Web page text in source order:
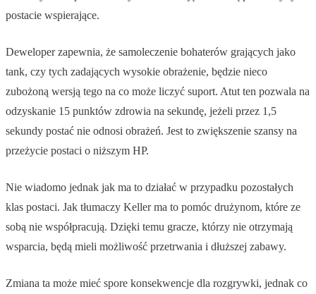
postacie wspierające.
Deweloper zapewnia, że samoleczenie bohaterów grających jako
tank, czy tych zadających wysokie obrażenie, będzie nieco
zubożoną wersją tego na co może liczyć suport. Atut ten pozwala na
odzyskanie 15 punktów zdrowia na sekundę, jeżeli przez 1,5
sekundy postać nie odnosi obrażeń. Jest to zwiększenie szansy na
przeżycie postaci o niższym HP.
Nie wiadomo jednak jak ma to działać w przypadku pozostałych
klas postaci. Jak tłumaczy Keller ma to pomóc drużynom, które ze
sobą nie współpracują. Dzięki temu gracze, którzy nie otrzymają
wsparcia, będą mieli możliwość przetrwania i dłuższej zabawy.
Zmiana ta może mieć spore konsekwencje dla rozgrywki, jednak co